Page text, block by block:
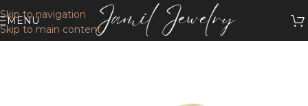
Skip to navigation
Skip to main content
MENU